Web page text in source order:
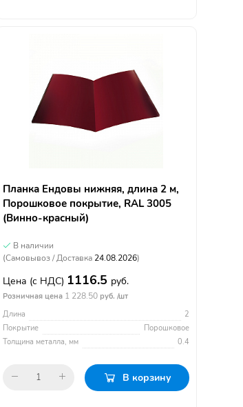
Планка Ендовы нижняя, длина 2 м,
Порошковое покрытие, RAL 3005
(Винно-красный)
В наличии
(Самовывоз / Доставка 24.08.2026)
Цена (с НДС) 1116.5 руб.
Розничная цена 1 228.50руб. /шт
Длина
2
Покрытие
Порошковое
Толщина металла, мм
0.4
В корзину